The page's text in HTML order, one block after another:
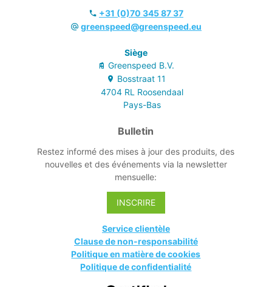
+31 (0)70 345 87 37
greenspeed@greenspeed.eu
Siège
Greenspeed B.V.
Bosstraat 11
4704 RL Roosendaal
Pays-Bas
Bulletin
Restez informé des mises à jour des produits, des
nouvelles et des événements via la newsletter
mensuelle:
INSCRIRE
Service clientèle
Clause de non-responsabilité
Politique en matière de cookies
Politique de confidentialité